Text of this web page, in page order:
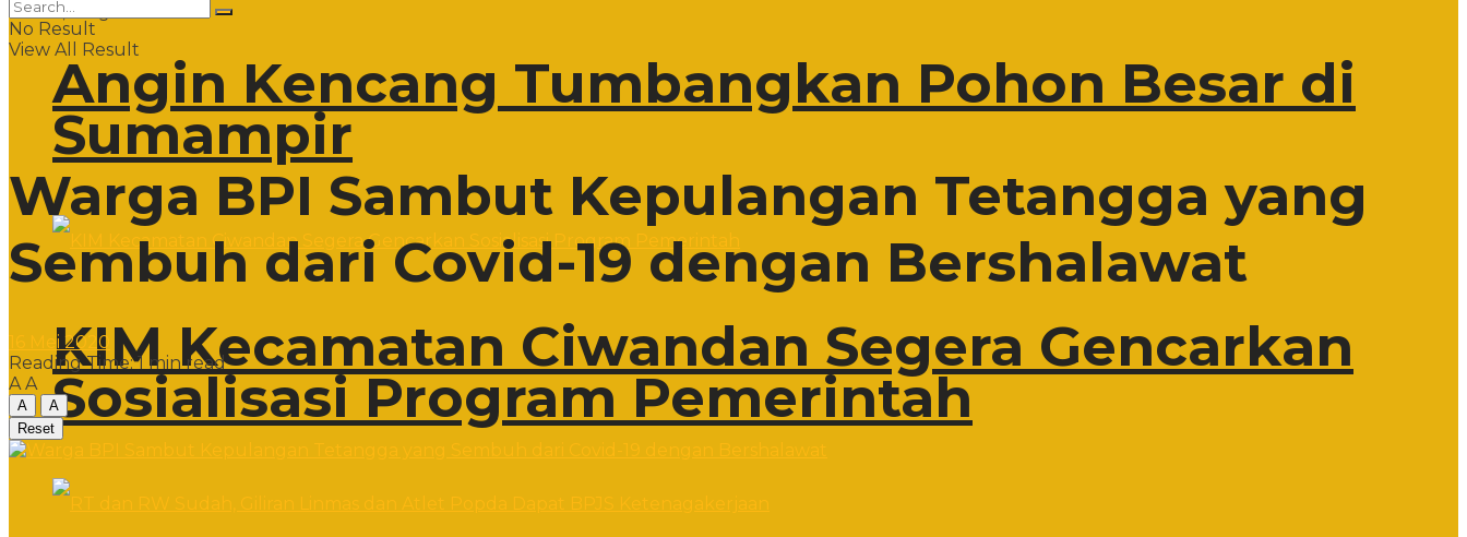
Angin Kencang Tumbangkan Pohon Besar di
Sumampir
KIM Kecamatan Ciwandan Segera Gencarkan
Sosialisasi Program Pemerintah
Sabtu, 8 Agustus 2026
No Result
View All Result
Warga BPI Sambut Kepulangan Tetangga yang
Sembuh dari Covid-19 dengan Bershalawat
16 Mei 2020
Reading Time: 1 min read
A A
A
A
Reset